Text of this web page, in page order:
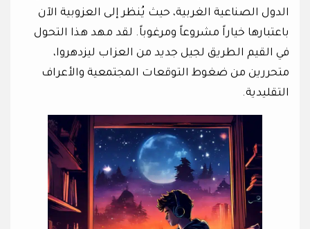
الدول الصناعية الغربية، حيث يُنظر إلى العزوبية الآن
باعتبارها خياراً مشروعاً ومرغوباً. لقد مهد هذا التحول
في القيم الطريق لجيل جديد من العزاب ليزدهروا،
متحررين من ضغوط التوقعات المجتمعية والأعراف
التقليدية.